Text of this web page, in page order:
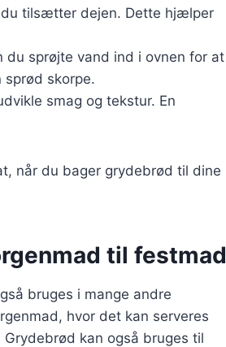
du tilsætter dejen. Dette hjælper
du sprøjte vand ind i ovnen for at
skorpe.
smag og tekstur. En
når du bager grydebrød til dine
til festmad
bruges i mange andre
hvor det kan serveres
kan også bruges til